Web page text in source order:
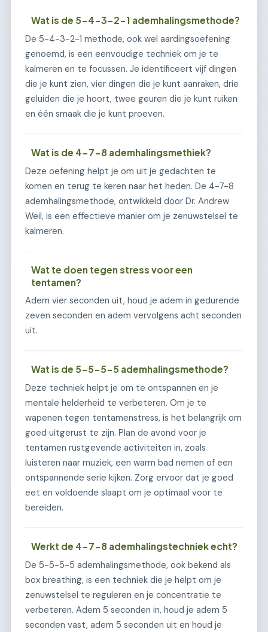
Wat is de 5-4-3-2-1 ademhalingsmethode?
De 5-4-3-2-1 methode, ook wel aardingsoefening
genoemd, is een eenvoudige techniek om je te
kalmeren en te focussen. Je identificeert vijf dingen
die je kunt zien, vier dingen die je kunt aanraken, drie
geluiden die je hoort, twee geuren die je kunt ruiken
en één smaak die je kunt proeven.
Wat is de 4-7-8 ademhalingsmethiek?
Deze oefening helpt je om uit je gedachten te
komen en terug te keren naar het heden. De 4-7-8
ademhalingsmethode, ontwikkeld door Dr. Andrew
Weil, is een effectieve manier om je zenuwstelsel te
kalmeren.
Wat te doen tegen stress voor een
tentamen?
Adem vier seconden uit, houd je adem in gedurende
zeven seconden en adem vervolgens acht seconden
uit.
Wat is de 5-5-5-5 ademhalingsmethode?
Deze techniek helpt je om te ontspannen en je
mentale helderheid te verbeteren. Om je te
wapenen tegen tentamenstress, is het belangrijk om
goed uitgerust te zijn. Plan de avond voor je
tentamen rustgevende activiteiten in, zoals
luisteren naar muziek, een warm bad nemen of een
ontspannende serie kijken. Zorg ervoor dat je goed
eet en voldoende slaapt om je optimaal voor te
bereiden.
Werkt de 4-7-8 ademhalingstechniek echt?
De 5-5-5-5 ademhalingsmethode, ook bekend als
box breathing, is een techniek die je helpt om je
zenuwstelsel te reguleren en je concentratie te
verbeteren. Adem 5 seconden in, houd je adem 5
seconden vast, adem 5 seconden uit en houd je